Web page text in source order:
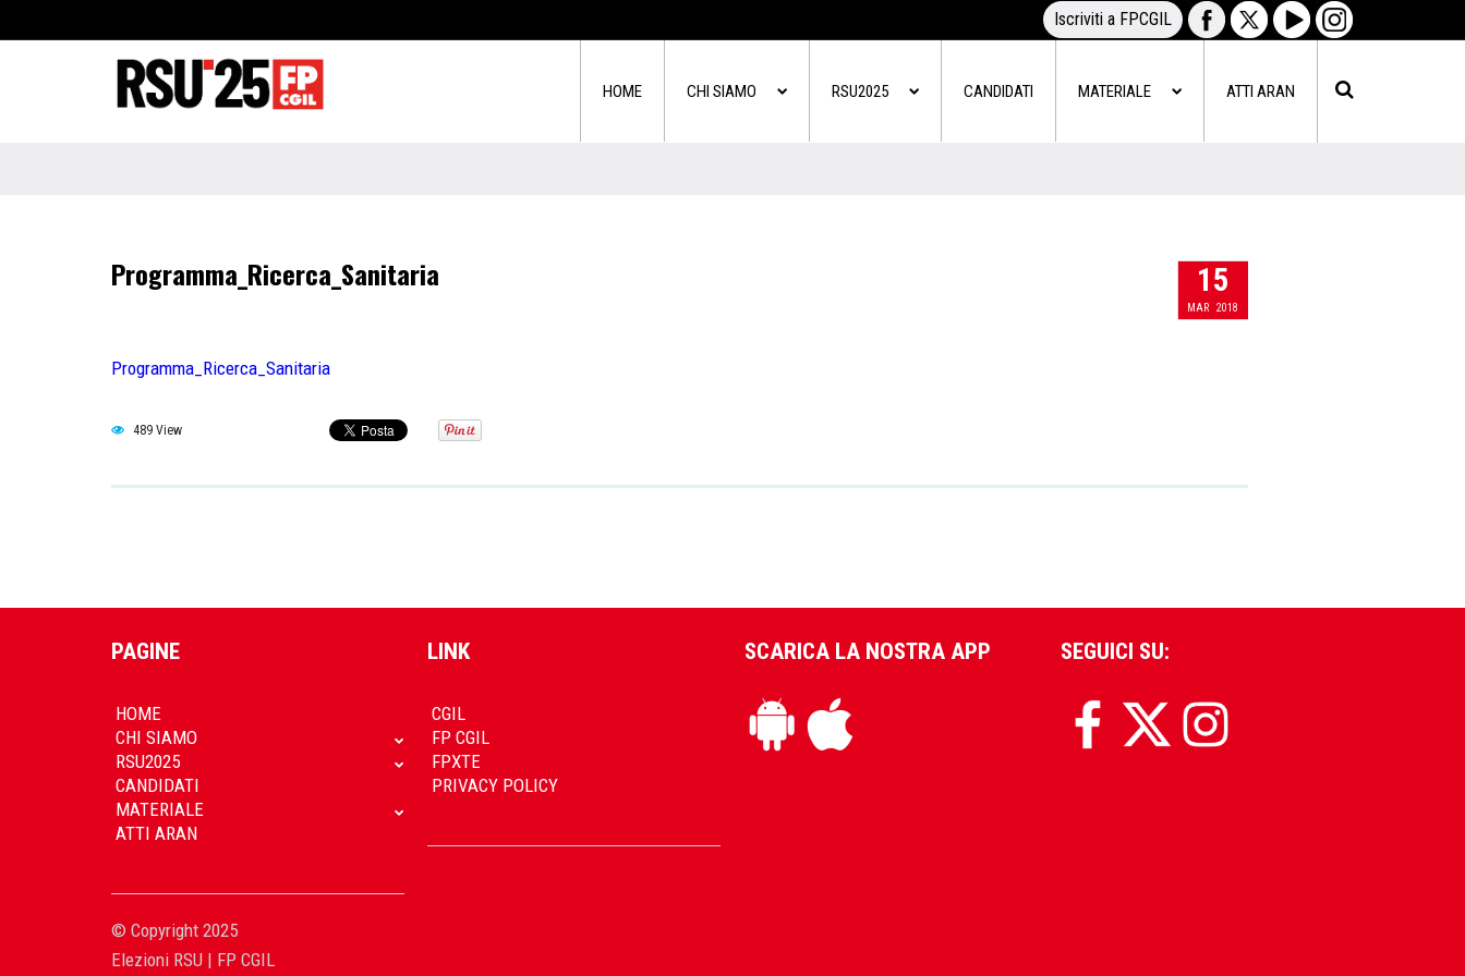
Iscriviti a FPCGIL
HOME CHI SIAMO RSU2025 CANDIDATI MATERIALE ATTI ARAN
Programma_Ricerca_Sanitaria 15
MAR 2018
Programma_Ricerca_Sanitaria
489 View
PAGINE
HOME
CHI SIAMO
RSU2025
CANDIDATI
MATERIALE
ATTI ARAN
© Copyright 2025
Elezioni RSU | FP CGIL
LINK
CGIL
FP CGIL
FPXTE
PRIVACY POLICY
SCARICA LA NOSTRA APP SEGUICI SU: